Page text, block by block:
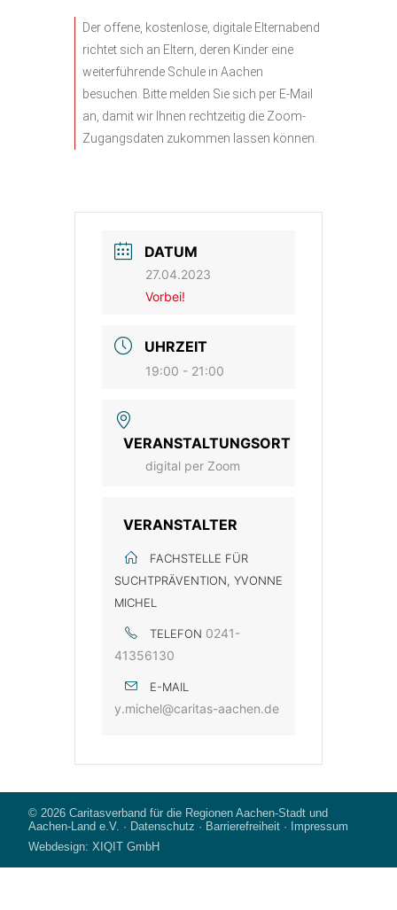
Der offene, kostenlose, digitale Elternabend
richtet sich an Eltern, deren Kinder eine
weiterführende Schule in Aachen
besuchen. Bitte melden Sie sich per E-Mail
an, damit wir Ihnen rechtzeitig die Zoom-
Zugangsdaten zukommen lassen können.
DATUM
27.04.2023
Vorbei!
UHRZEIT
19:00 - 21:00
VERANSTALTUNGSORT
digital per Zoom
VERANSTALTER
FACHSTELLE FÜR
SUCHTPRÄVENTION, YVONNE
MICHEL
TELEFON 0241-
41356130
E-MAIL
y.michel@caritas-aachen.de
© 2026 Caritasverband für die Regionen Aachen-Stadt und
Aachen-Land e.V. · Datenschutz · Barrierefreiheit ·
Impressum
Webdesign: XIQIT GmbH